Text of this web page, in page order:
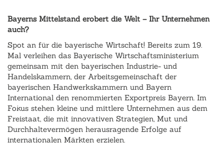
Bayerns Mittelstand erobert die Welt – Ihr Unternehmen
auch?
Spot an für die bayerische Wirtschaft! Bereits zum 19.
Mal verleihen das Bayerische Wirtschaftsministerium
gemeinsam mit den bayerischen Industrie- und
Handelskammern, der Arbeitsgemeinschaft der
bayerischen Handwerkskammern und Bayern
International den renommierten Exportpreis Bayern. Im
Fokus stehen kleine und mittlere Unternehmen aus dem
Freistaat, die mit innovativen Strategien, Mut und
Durchhaltevermögen herausragende Erfolge auf
internationalen Märkten erzielen.
‹